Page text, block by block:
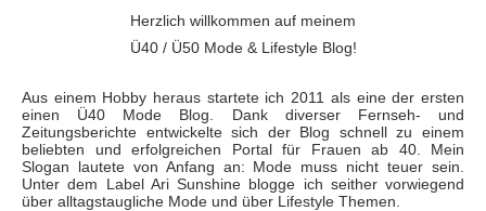
Herzlich willkommen auf meinem
Ü40 / Ü50 Mode & Lifestyle Blog!
Aus einem Hobby heraus startete ich 2011 als eine der ersten
einen Ü40 Mode Blog. Dank diverser Fernseh- und
Zeitungsberichte entwickelte sich der Blog schnell zu einem
beliebten und erfolgreichen Portal für Frauen ab 40. Mein
Slogan lautete von Anfang an: Mode muss nicht teuer sein.
Unter dem Label Ari Sunshine blogge ich seither vorwiegend
über alltagstaugliche Mode und über Lifestyle Themen.